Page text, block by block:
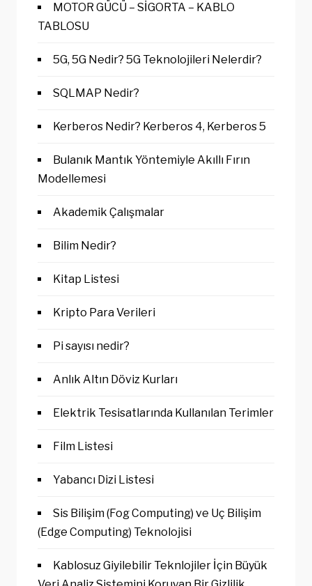
MOTOR GÜCÜ – SİGORTA – KABLO
TABLOSU
5G, 5G Nedir? 5G Teknolojileri Nelerdir?
SQLMAP Nedir?
Kerberos Nedir? Kerberos 4, Kerberos 5
Bulanık Mantık Yöntemiyle Akıllı Fırın
Modellemesi
Akademik Çalışmalar
Bilim Nedir?
Kitap Listesi
Kripto Para Verileri
Pi sayısı nedir?
Anlık Altın Döviz Kurları
Elektrik Tesisatlarında Kullanılan Terimler
Film Listesi
Yabancı Dizi Listesi
Sis Bilişim (Fog Computing) ve Uç Bilişim
(Edge Computing) Teknolojisi
Kablosuz Giyilebilir Teknlojiler İçin Büyük